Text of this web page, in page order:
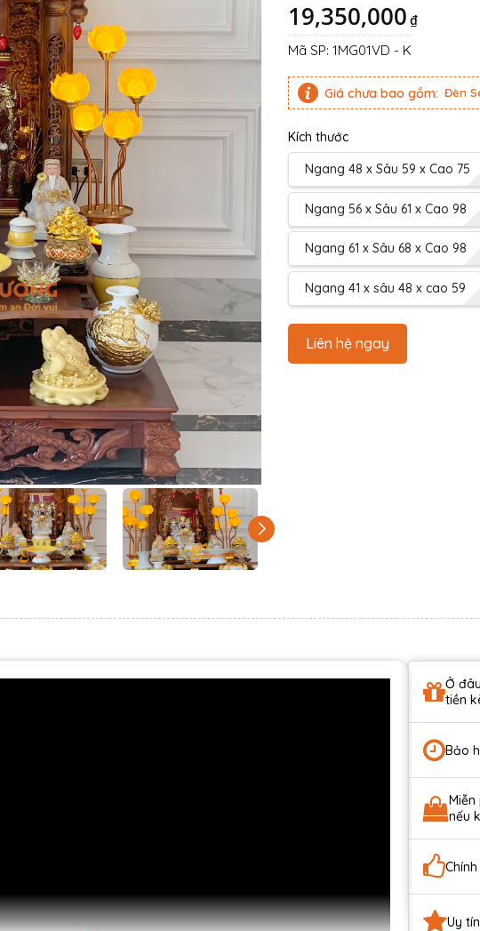
19,350,000 ₫
Kích thước
Ngang 48 x Sâu 59 x Cao 75
Ngang 56 x Sâu 61 x Cao 98
Ngang 61 x Sâu 68 x Cao 98
Ngang 41 x sâu 48 x cao 59
Liên hệ ngay
Mã SP: 1MG01VD - K
Giá chưa bao gồm: Đèn
Ở
tiền
Bảo
nếu
Uy